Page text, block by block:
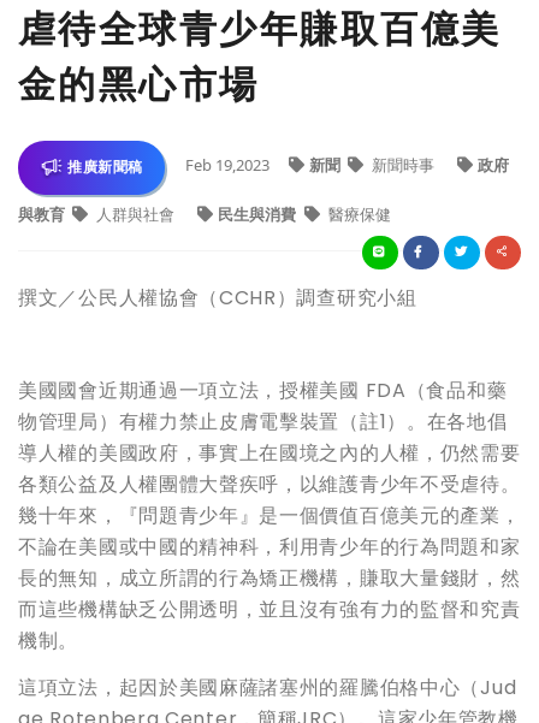
虐待全球青少年賺取百億美
金的黑心市場
推廣新聞稿 Feb 19,2023 新聞 新聞時事 政府
與教育 人群與社會 民生與消費 醫療保健
撰文／公民人權協會（CCHR）調查研究小組
美國國會近期通過一項立法，授權美國 FDA（食品和藥
物管理局）有權力禁止皮膚電擊裝置（註1）。在各地倡
導人權的美國政府，事實上在國境之內的人權，仍然需要
各類公益及人權團體大聲疾呼，以維護青少年不受虐待。
幾十年來，『問題青少年』是一個價值百億美元的產業，
不論在美國或中國的精神科，利用青少年的行為問題和家
長的無知，成立所謂的行為矯正機構，賺取大量錢財，然
而這些機構缺乏公開透明，並且沒有強有力的監督和究責
機制。
這項立法，起因於美國麻薩諸塞州的羅騰伯格中心（Jud